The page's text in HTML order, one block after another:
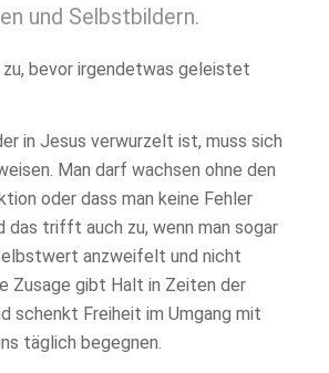
und Selbstbildern.
zu, bevor irgendetwas geleistet
in Jesus verwurzelt ist, muss sich
Man darf wachsen ohne den
oder dass man keine Fehler
das trifft auch zu, wenn man sogar
anzweifelt und nicht
Zusage gibt Halt in Zeiten der
schenkt Freiheit im Umgang mit
täglich begegnen.